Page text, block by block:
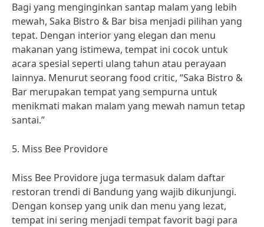
Bagi yang menginginkan santap malam yang lebih
mewah, Saka Bistro & Bar bisa menjadi pilihan yang
tepat. Dengan interior yang elegan dan menu
makanan yang istimewa, tempat ini cocok untuk
acara spesial seperti ulang tahun atau perayaan
lainnya. Menurut seorang food critic, “Saka Bistro &
Bar merupakan tempat yang sempurna untuk
menikmati makan malam yang mewah namun tetap
santai.”
5. Miss Bee Providore
Miss Bee Providore juga termasuk dalam daftar
restoran trendi di Bandung yang wajib dikunjungi.
Dengan konsep yang unik dan menu yang lezat,
tempat ini sering menjadi tempat favorit bagi para